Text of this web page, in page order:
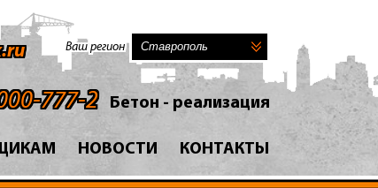
Ваш регион
777-2 Бетон - реализация
НОВОСТИ КОНТАКТЫ